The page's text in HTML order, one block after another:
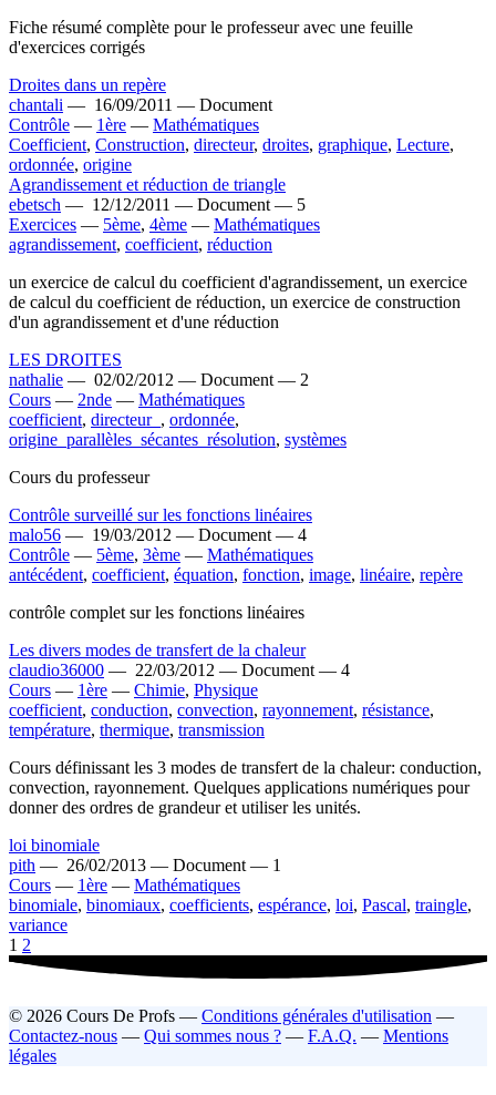
Fiche résumé complète pour le professeur avec une feuille
d'exercices corrigés
Droites dans un repère
chantali — 16/09/2011 — Document
Contrôle — 1ère — Mathématiques
Coefficient, Construction, directeur, droites, graphique, Lecture,
ordonnée, origine
Agrandissement et réduction de triangle
ebetsch — 12/12/2011 — Document — 5
Exercices — 5ème, 4ème — Mathématiques
agrandissement, coefficient, réduction
un exercice de calcul du coefficient d'agrandissement, un exercice
de calcul du coefficient de réduction, un exercice de construction
d'un agrandissement et d'une réduction
LES DROITES
nathalie — 02/02/2012 — Document — 2
Cours — 2nde — Mathématiques
coefficient, directeur_ , ordonnée,
origine_parallèles_sécantes_résolution, systèmes
Cours du professeur
Contrôle surveillé sur les fonctions linéaires
malo56 — 19/03/2012 — Document — 4
Contrôle — 5ème, 3ème — Mathématiques
antécédent, coefficient, équation, fonction, image, linéaire, repère
contrôle complet sur les fonctions linéaires
Les divers modes de transfert de la chaleur
claudio36000 — 22/03/2012 — Document — 4
Cours — 1ère — Chimie, Physique
coefficient, conduction, convection, rayonnement, résistance,
température, thermique, transmission
Cours définissant les 3 modes de transfert de la chaleur: conduction,
convection, rayonnement. Quelques applications numériques pour
donner des ordres de grandeur et utiliser les unités.
loi binomiale
pith — 26/02/2013 — Document — 1
Cours — 1ère — Mathématiques
binomiale, binomiaux, coefficients, espérance, loi, Pascal, traingle,
variance
1 2
© 2026 Cours De Profs — Conditions générales d'utilisation —
Contactez-nous — Qui sommes nous ? — F.A.Q. — Mentions
légales